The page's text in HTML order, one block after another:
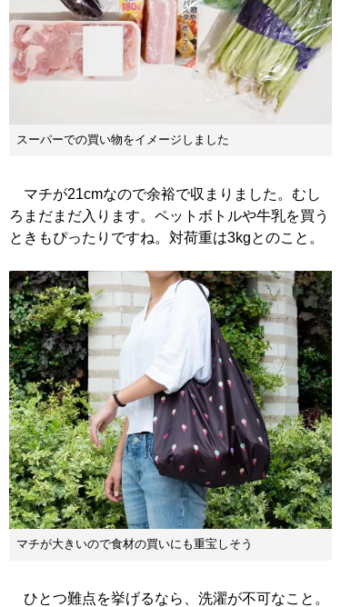
スーパーでの買い物をイメージしました
マチが21cmなので余裕で収まりました。むし
ろまだまだ入ります。ペットボトルや牛乳を買う
ときもぴったりですね。対荷重は3kgとのこと。
マチが大きいので食材の買いにも重宝しそう
ひとつ難点を挙げるなら、洗濯が不可なこと。